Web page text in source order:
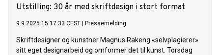
overleve.
Utstilling: 30 år med skriftdesign i stort format
9.9.2025 15:17:33 CEST Pressemelding
Skriftdesigner og kunstner Magnus Rakeng «selvplagierer»
sitt eget designarbeid og omformer det til kunst. Torsdag